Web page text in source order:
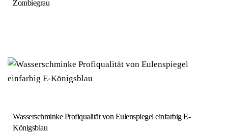
Zombiegrau
Wasserschminke Profiqualität von Eulenspiegel einfarbig E-
Königsblau